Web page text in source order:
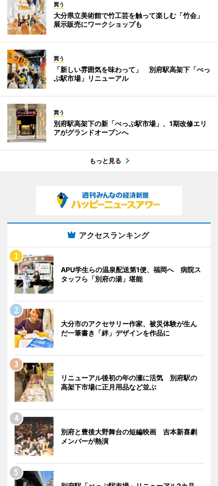
買う
大分県立美術館で竹工芸を触って楽しむ「竹会」
展示販売にワークショップも
買う
「新しい雰囲気を味わって」 別府駅高架下「べっ
ぷ駅市場」リニューアル
買う
別府駅高架下の新「べっぷ駅市場」、1期改修エリ
アがグランドオープンへ
もっと見る
アクセスランキング
APU学生らの温泉配送第1便、福岡へ 病院ス
タッフら「別府の湯」堪能
大分市のアクセサリー作家、被災体験が生ん
だ一筆書き「絆」デザインを作品に
リニューアル後初の年の瀬に活気 別府駅の
高架下市場に正月用品など並ぶ
別府と豊後大野舞台の短編映画 吉本新喜劇
メンバーが熱演